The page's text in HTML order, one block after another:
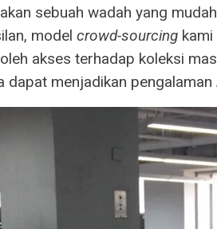
sebuah wadah yang
model crowd-sourcing
akses terhadap koleksi
dapat menjadikan pengalaman